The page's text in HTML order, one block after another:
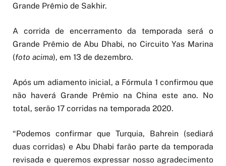
Grande Prêmio de Sakhir.
A corrida de encerramento da temporada será o
Grande Prêmio de Abu Dhabi, no Circuito Yas Marina
(foto acima), em 13 de dezembro.
Após um adiamento inicial, a Fórmula 1 confirmou que
não haverá Grande Prêmio na China este ano. No
total, serão 17 corridas na temporada 2020.
“Podemos confirmar que Turquia, Bahrein (sediará
duas corridas) e Abu Dhabi farão parte da temporada
revisada e queremos expressar nosso agradecimento